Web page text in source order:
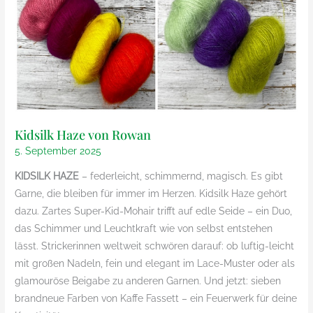
Kidsilk Haze von Rowan
5. September 2025
KIDSILK HAZE – federleicht, schimmernd, magisch. Es gibt
Garne, die bleiben für immer im Herzen. Kidsilk Haze gehört
dazu. Zartes Super-Kid-Mohair trifft auf edle Seide – ein Duo,
das Schimmer und Leuchtkraft wie von selbst entstehen
lässt. Strickerinnen weltweit schwören darauf: ob luftig-leicht
mit großen Nadeln, fein und elegant im Lace-Muster oder als
glamouröse Beigabe zu anderen Garnen. Und jetzt: sieben
brandneue Farben von Kaffe Fassett – ein Feuerwerk für deine